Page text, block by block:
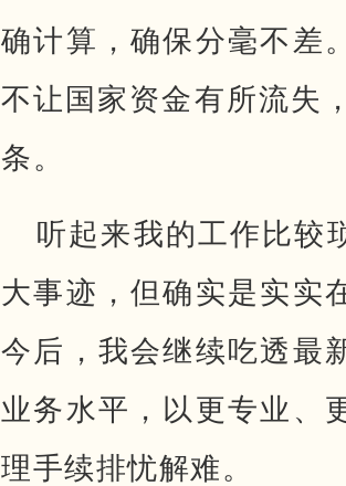
确计算，确保分毫不差
不让国家资金有所流失
条。
听起来我的工作比较
大事迹，但确实是实实
今后，我会继续吃透最
业务水平，以更专业、
理手续排忧解难。